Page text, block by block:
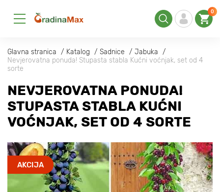
0
Glavna stranica Katalog Sadnice
Jabuka
Nevjerovatna ponuda! Stupasta stabla Kućni voćnjak, set od 4
sorte
NEVJEROVATNA PONUDA!
STUPASTA STABLA KUĆNI
VOĆNJAK, SET OD 4 SORTE
AKCIJA